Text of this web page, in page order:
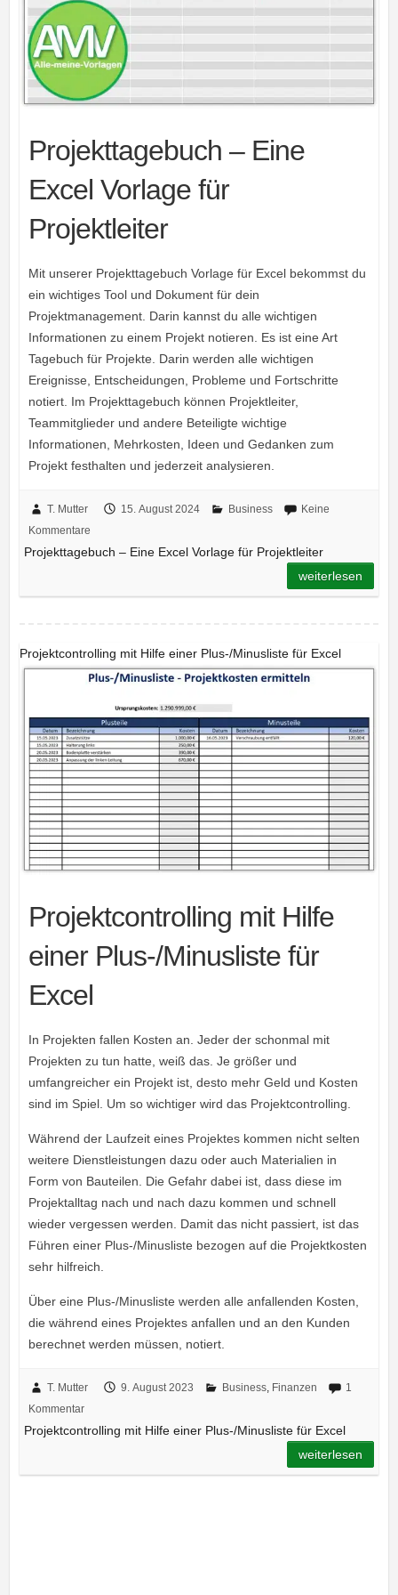
Projekttagebuch – Eine
Excel Vorlage für
Projektleiter
Mit unserer Projekttagebuch Vorlage für Excel bekommst du
ein wichtiges Tool und Dokument für dein
Projektmanagement. Darin kannst du alle wichtigen
Informationen zu einem Projekt notieren. Es ist eine Art
Tagebuch für Projekte. Darin werden alle wichtigen
Ereignisse, Entscheidungen, Probleme und Fortschritte
notiert. Im Projekttagebuch können Projektleiter,
Teammitglieder und andere Beteiligte wichtige
Informationen, Mehrkosten, Ideen und Gedanken zum
Projekt festhalten und jederzeit analysieren.
T. Mutter 15. August 2024 Business
Keine
Kommentare
Projekttagebuch – Eine Excel Vorlage für Projektleiter
weiterlesen
Projektcontrolling mit Hilfe einer Plus-/Minusliste für Excel
Projektcontrolling mit Hilfe
einer Plus-/Minusliste für
Excel
In Projekten fallen Kosten an. Jeder der schonmal mit
Projekten zu tun hatte, weiß das. Je größer und
umfangreicher ein Projekt ist, desto mehr Geld und Kosten
sind im Spiel. Um so wichtiger wird das Projektcontrolling.
Während der Laufzeit eines Projektes kommen nicht selten
weitere Dienstleistungen dazu oder auch Materialien in
Form von Bauteilen. Die Gefahr dabei ist, dass diese im
Projektalltag nach und nach dazu kommen und schnell
wieder vergessen werden. Damit das nicht passiert, ist das
Führen einer Plus-/Minusliste bezogen auf die Projektkosten
sehr hilfreich.
Über eine Plus-/Minusliste werden alle anfallenden Kosten,
die während eines Projektes anfallen und an den Kunden
berechnet werden müssen, notiert.
T. Mutter 9. August 2023 Business, Finanzen
1
Kommentar
Projektcontrolling mit Hilfe einer Plus-/Minusliste für Excel
weiterlesen